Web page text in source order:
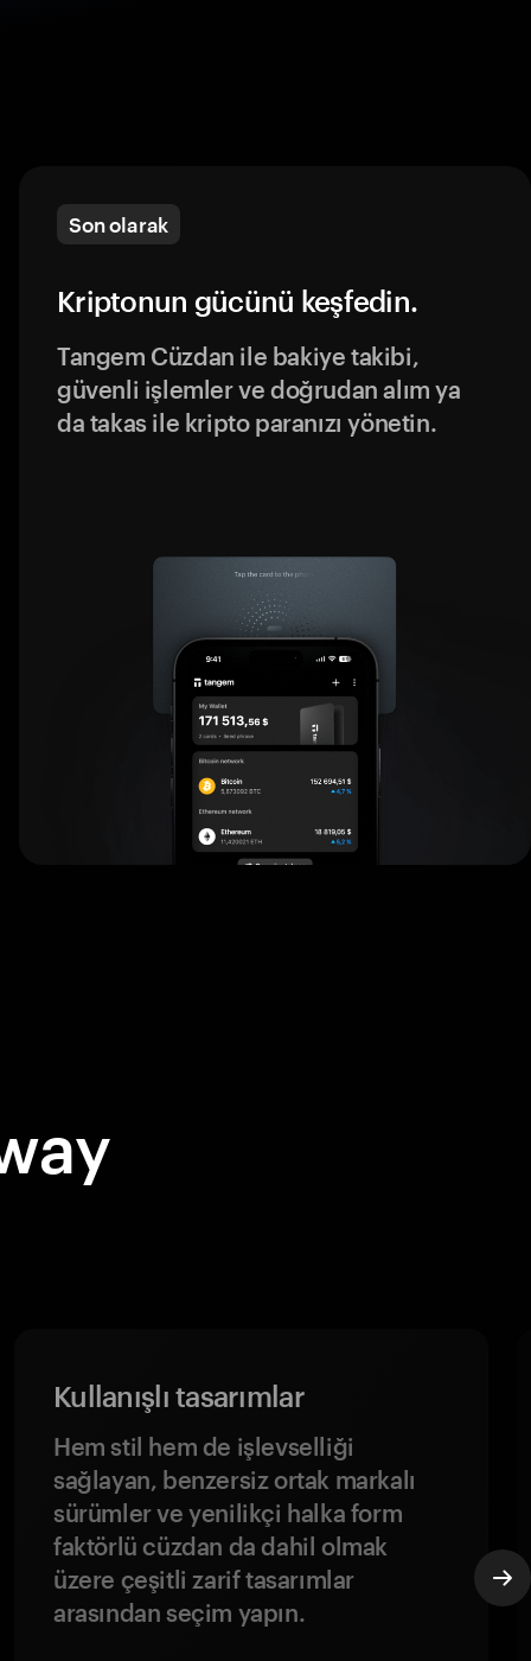
Son olarak
Kriptonun gücünü keşfedin.
Tangem Cüzdan ile bakiye takibi,
güvenli işlemler ve doğrudan alım ya
da takas ile kripto paranızı yönetin.
Kullanışlı tasarımlar
Hem stil hem de işlevselliği
sağlayan, benzersiz ortak markalı
sürümler ve yenilikçi halka form
faktörlü cüzdan da dahil olmak
üzere çeşitli zarif tasarımlar
arasından seçim yapın.